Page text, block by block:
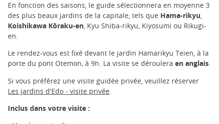
En fonction des saisons, le guide sélectionnera en moyenne 3
des plus beaux jardins de la capitale, tels que Hama-rikyu,
Koishikawa Kôraku-en, Kyu Shiba-rikyu, Kiyosumi ou Rikugi-
en.
Le rendez-vous est fixé devant le jardin Hamarikyu Teien, à la
porte du pont Otemon, à 9h. La visite se déroulera en anglais.
Si vous préférez une visite guidée privée, veuillez réserver
Les jardins d'Edo - visite privée
Inclus dans votre visite :